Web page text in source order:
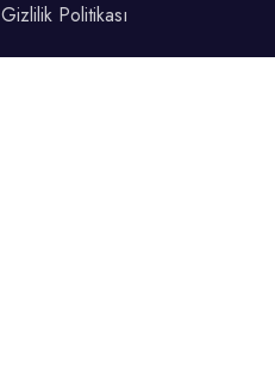
Gizlilik Politikası